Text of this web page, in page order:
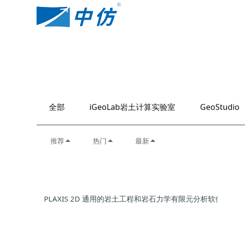
全部 iGeoLab岩土计算实验室 GeoStudio
推荐 热门 最新
PLAXIS 2D 通用的岩土工程和岩石力学有限元分析软件